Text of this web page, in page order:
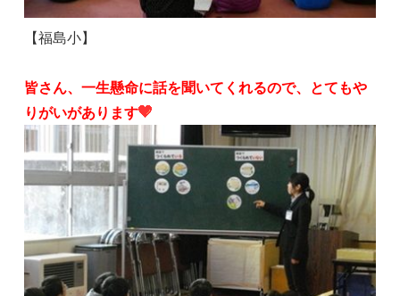
【福島小】
皆さん、一生懸命に話を聞いてくれるので、とてもや
りがいがあります